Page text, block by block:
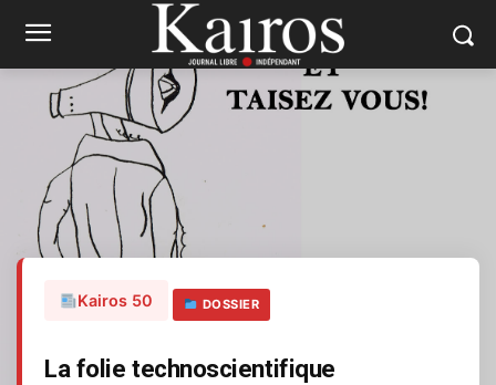
Kairos 50 DOSSIER
La folie technoscientifique